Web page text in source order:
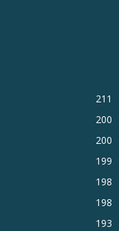
211
200
200
199
198
198
193